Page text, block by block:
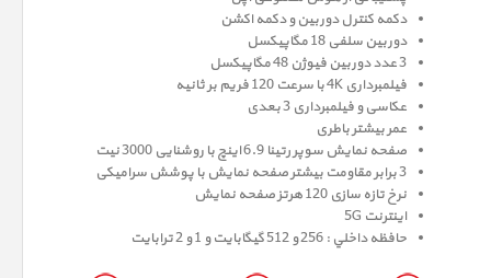
دکمه کنترل دوربین و دکمه اکشن
دوربین سلفی 18 مگاپیکسل
3 عدد دوربین فیوژن 48 مگاپیکسل
فیلمبرداری 4K با سرعت 120 فریم بر ثانیه
عکاسی و فیلمبرداری 3 بعدی
عمر بیشتر باطری
صفحه نمايش سوپر رتينا 6.9 اينچ با روشنایی 3000 نیت
3 برابر مقاومت بیشتر صفحه نمایش با پوشش سرامیکی
نرخ تازه سازی 120 هرتز صفحه نمایش
اینترنت 5G
حافظه داخلي : 256 و 512 گيگابايت و 1 و 2 ترابایت